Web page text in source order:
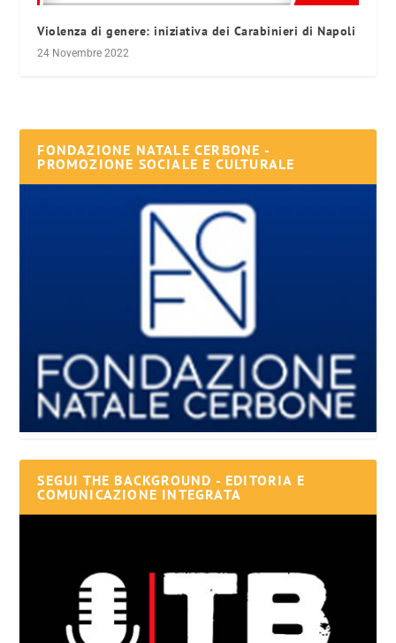
Violenza di genere: iniziativa dei Carabinieri di Napoli
24 Novembre 2022
FONDAZIONE NATALE CERBONE -
PROMOZIONE SOCIALE E CULTURALE
SEGUI THE BACKGROUND - EDITORIA E
COMUNICAZIONE INTEGRATA